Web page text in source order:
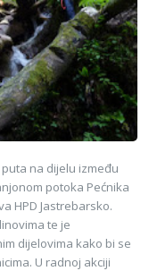
na dijelu između
potoka Pećnika
HPD Jastrebarsko.
te je
dijelovima kako bi se
U radnoj akciji